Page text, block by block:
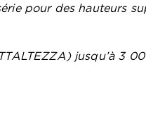
pour des hauteurs
jusqu’à 3